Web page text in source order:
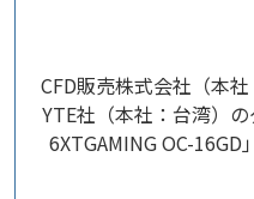
CFD販売株式会社（本
YTE社（本社：台湾）
6XTGAMING OC-16GD